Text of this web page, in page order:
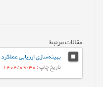
مقالات مرتبط
تاریخ چاپ: 1404/09/30